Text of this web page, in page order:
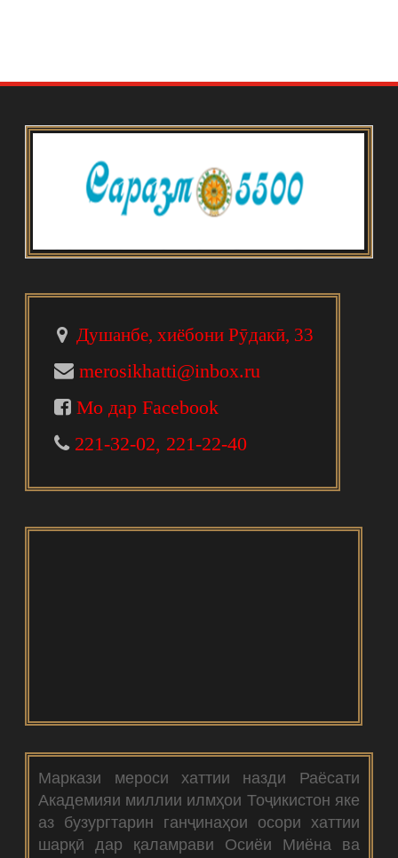
Душанбе, хиёбони Рӯдакӣ, 33
merosikhatti@inbox.ru
Мо дар Facebook
221-32-02, 221-22-40
Маркази мероси хаттии назди Раёсати
Академияи миллии илмҳои Тоҷикистон яке
аз бузургтарин ганҷинаҳои осори хаттии
шарқӣ дар қаламрави Осиёи Миёна ва